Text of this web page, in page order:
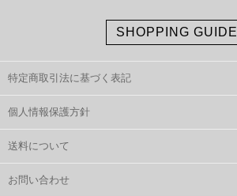
SHOPPING GUIDE
特定商取引法に基づく表記
個人情報保護方針
送料について
お問い合わせ